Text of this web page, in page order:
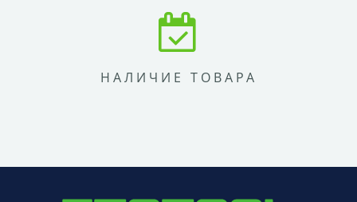
НАЛИЧИЕ ТОВАРА